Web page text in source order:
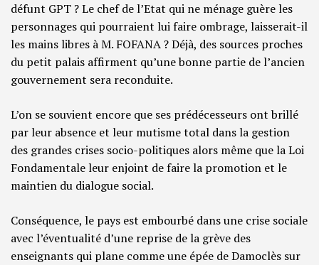
défunt GPT ? Le chef de l’Etat qui ne ménage guère les
personnages qui pourraient lui faire ombrage, laisserait-il
les mains libres à M. FOFANA ? Déjà, des sources proches
du petit palais affirment qu’une bonne partie de l’ancien
gouvernement sera reconduite.
L’on se souvient encore que ses prédécesseurs ont brillé
par leur absence et leur mutisme total dans la gestion
des grandes crises socio-politiques alors même que la Loi
Fondamentale leur enjoint de faire la promotion et le
maintien du dialogue social.
Conséquence, le pays est embourbé dans une crise sociale
avec l’éventualité d’une reprise de la grève des
enseignants qui plane comme une épée de Damoclès sur